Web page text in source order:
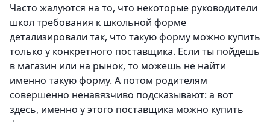
Часто жалуются на то, что некоторые руководители
школ требования к школьной форме
детализировали так, что такую форму можно купить
только у конкретного поставщика. Если ты пойдешь
в магазин или на рынок, то можешь не найти
именно такую форму. А потом родителям
совершенно ненавязчиво подсказывают: а вот
здесь, именно у этого поставщика можно купить